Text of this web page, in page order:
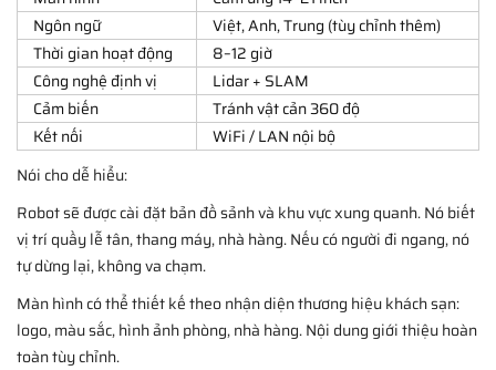
Ngôn ngữ
Việt, Anh, Trung (tùy chỉnh thêm)
Thời gian hoạt động
8–12 giờ
Công nghệ định vị
Lidar + SLAM
Cảm biến
Tránh vật cản 360 độ
Kết nối
WiFi / LAN nội bộ
Nói cho dễ hiểu:
Robot sẽ được cài đặt bản đồ sảnh và khu vực xung quanh. Nó biết
vị trí quầy lễ tân, thang máy, nhà hàng. Nếu có người đi ngang, nó
tự dừng lại, không va chạm.
Màn hình có thể thiết kế theo nhận diện thương hiệu khách sạn:
logo, màu sắc, hình ảnh phòng, nhà hàng. Nội dung giới thiệu hoàn
toàn tùy chỉnh.